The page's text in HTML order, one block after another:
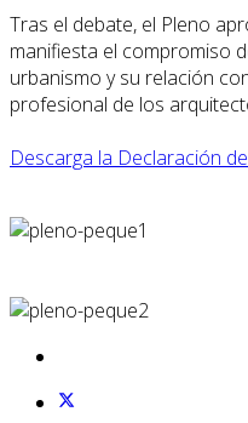
Tras el debate, el Pleno
manifiesta el compromiso
urbanismo y su relación
profesional de los
Descarga la Declaración